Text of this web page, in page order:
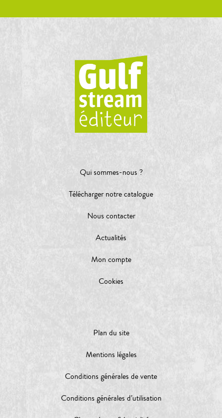
Qui sommes-nous ?
Télécharger notre catalogue
Nous contacter
Actualités
Mon compte
Cookies
Plan du site
Mentions légales
Conditions générales de vente
Conditions générales d’utilisation